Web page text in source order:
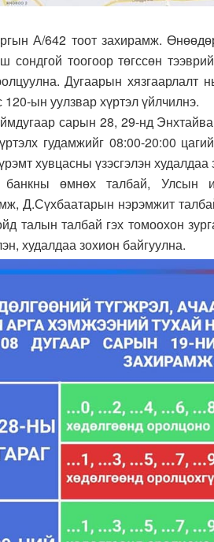
А/642 тоот захирамж.
сондгой тоогоор төгссөн
Дугаарын хязгаарлалт
ын уулзвар хүртэл үйлчилнэ.
сарын 28, 29-нд
гудамжийг 08:00-20:00
хувцасны үзэсгэлэн
банкны өмнөх талбай, Улсын
Д.Сүхбаатарын нэрэмжит
талын талбай гэх томоохон
худалдаа зохион байгуулна.